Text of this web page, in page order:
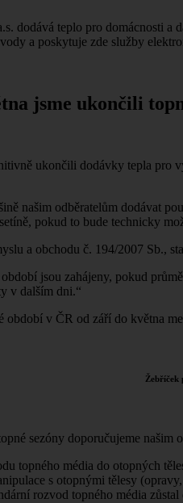
dodává teplo pro domácnosti
a poskytuje zde služby
jsme ukončili
ukončili dodávky tepla pro
našim odběratelům dodávat
pokud to bude technicky
a obchodu č. 194/2007 Sb.,
jsou zahájeny, pokud
v dalším dni.“
období v ČR od září do května
Žebříček
sezóny doporučujeme našim
topného média do otopných
s otopnými tělesy
rozvod topného média